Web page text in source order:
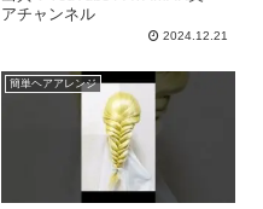
アチャンネル
2024.12.21
簡単ヘアアレンジ